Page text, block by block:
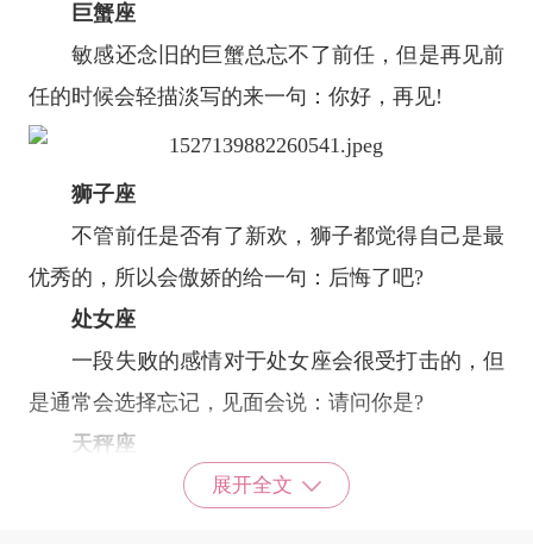
巨蟹座
敏感还念旧的巨蟹总忘不了前任，但是再见前
任的时候会轻描淡写的来一句：你好，再见!
狮子座
不管前任是否有了新欢，狮子都觉得自己是最
优秀的，所以会傲娇的给一句：后悔了吧?
处女座
一段失败的感情对于处女座会很受打击的，但
是通常会选择忘记，见面会说：请问你是?
天秤座
就算分手了也不至于老死不相往来啦!偶尔也
展开全文